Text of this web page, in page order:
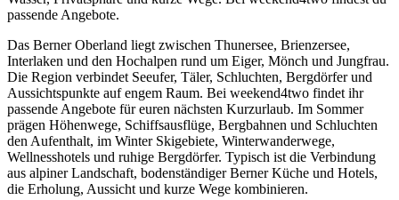
passende Angebote.
Das Berner Oberland liegt zwischen Thunersee, Brienzersee,
Interlaken und den Hochalpen rund um Eiger, Mönch und Jungfrau.
Die Region verbindet Seeufer, Täler, Schluchten, Bergdörfer und
Aussichtspunkte auf engem Raum. Bei weekend4two findet ihr
passende Angebote für euren nächsten Kurzurlaub. Im Sommer
prägen Höhenwege, Schiffsausflüge, Bergbahnen und Schluchten
den Aufenthalt, im Winter Skigebiete, Winterwanderwege,
Wellnesshotels und ruhige Bergdörfer. Typisch ist die Verbindung
aus alpiner Landschaft, bodenständiger Berner Küche und Hotels,
die Erholung, Aussicht und kurze Wege kombinieren.